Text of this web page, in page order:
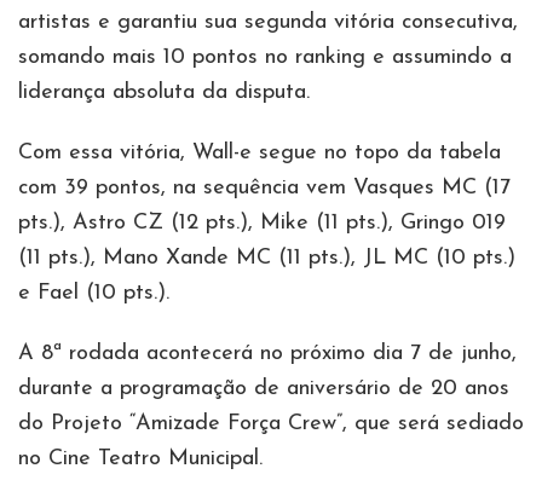
artistas e garantiu sua segunda vitória consecutiva,
somando mais 10 pontos no ranking e assumindo a
liderança absoluta da disputa.
Com essa vitória, Wall-e segue no topo da tabela
com 39 pontos, na sequência vem Vasques MC (17
pts.), Astro CZ (12 pts.), Mike (11 pts.), Gringo 019
(11 pts.), Mano Xande MC (11 pts.), JL MC (10 pts.)
e Fael (10 pts.).
A 8ª rodada acontecerá no próximo dia 7 de junho,
durante a programação de aniversário de 20 anos
do Projeto “Amizade Força Crew”, que será sediado
no Cine Teatro Municipal.